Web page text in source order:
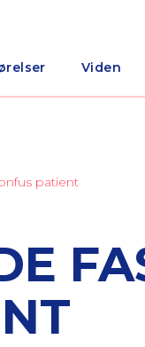
Viden
patient